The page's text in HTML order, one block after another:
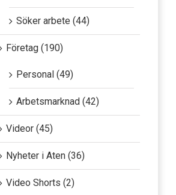
Söker arbete (44)
Företag (190)
Personal (49)
Arbetsmarknad (42)
Videor (45)
Nyheter i Aten (36)
Video Shorts (2)